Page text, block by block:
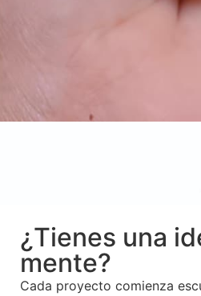
¿Tienes una
mente?
Cada proyecto comienza